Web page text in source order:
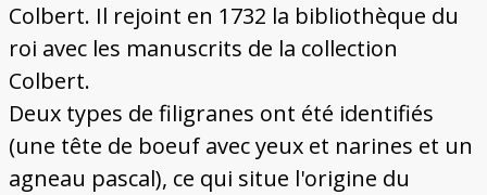
Colbert. Il rejoint en 1732 la bibliothèque du
roi avec les manuscrits de la collection
Colbert.
Deux types de filigranes ont été identifiés
(une tête de boeuf avec yeux et narines et un
agneau pascal), ce qui situe l'origine du